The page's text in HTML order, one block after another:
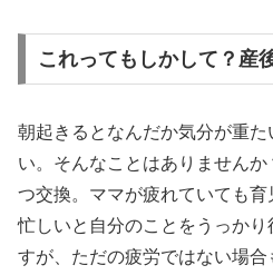
これってもしかして？産
朝起きるとなんだか気分が重
い。そんなことはありません
つ交換。ママが疲れていても育
忙しいと自分のことをうっか
すが、ただの疲労ではない場